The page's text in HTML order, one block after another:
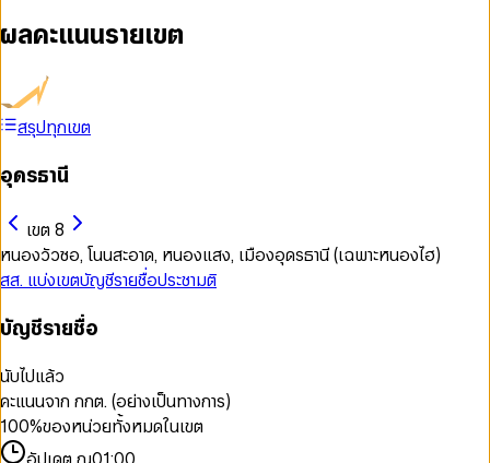
ผลคะแนนรายเขต
สรุปทุกเขต
อุดรธานี
เขต 8
หนองวัวซอ, โนนสะอาด, หนองแสง, เมืองอุดรธานี (เฉพาะหนองไฮ)
สส. แบ่งเขตบัญชีรายชื่อประชามติ
บัญชีรายชื่อ
นับไปแล้ว
คะแนนจาก กกต. (อย่างเป็นทางการ)
100%ของหน่วยทั้งหมดในเขต